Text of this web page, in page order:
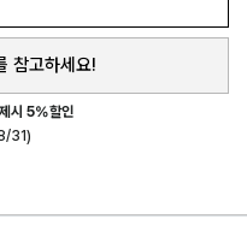
참고하세요!
시 5%할인
31)